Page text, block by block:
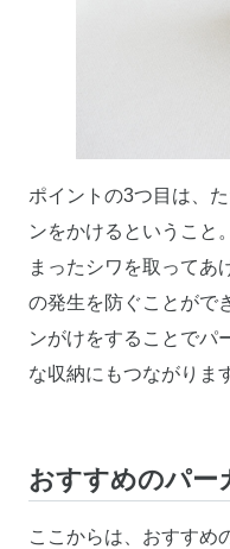
ポイントの3つ目は、
ンをかけるということ
まったシワを取ってあ
の発生を防ぐことがで
ンがけをすることでパ
な収納にもつながりま
おすすめのパー
ここからは、おすすめ